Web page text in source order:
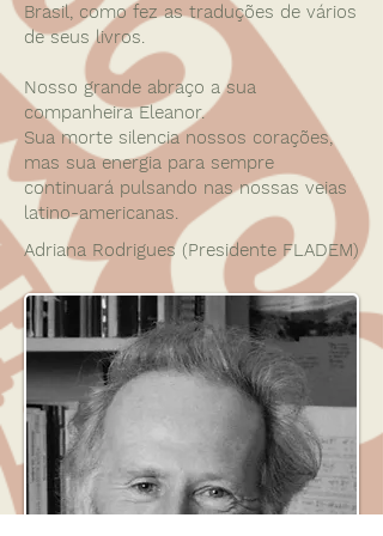
Brasil, como fez as traduções de vários
de seus livros.
Nosso grande abraço a sua
companheira Eleanor.
Sua morte silencia nossos corações,
mas sua energia para sempre
continuará pulsando nas nossas veias
latino-americanas.
Adriana Rodrigues (Presidente FLADEM)